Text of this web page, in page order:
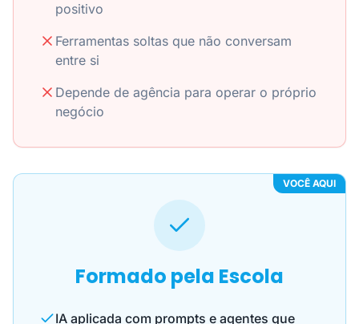
positivo
Ferramentas soltas que não conversam
entre si
Depende de agência para operar o próprio
negócio
VOCÊ AQUI
Formado pela Escola
IA aplicada com prompts e agentes que